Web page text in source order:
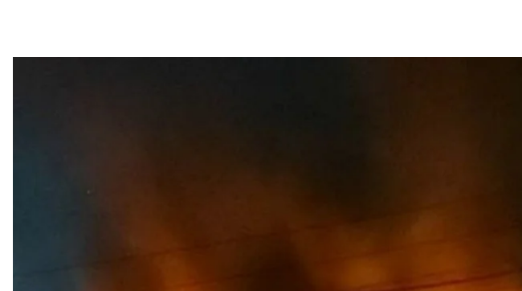
железнодорожных моста в Луганской области. Эти логистические пути
Кроме того, под удар попал склад материально-технических средств